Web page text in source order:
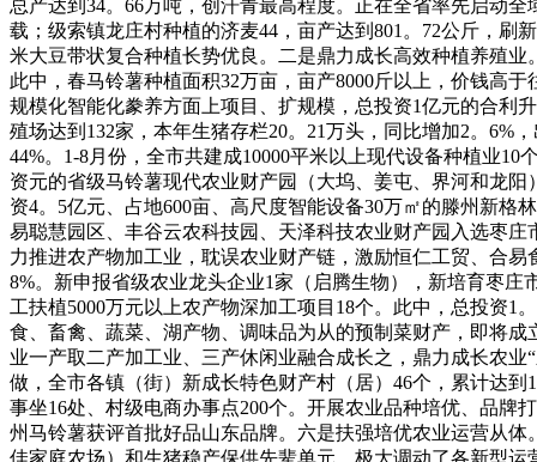
总产达到34。66万吨，创汗青最高程度。正在全省率先启动
载；级索镇龙庄村种植的济麦44，亩产达到801。72公斤，刷
米大豆带状复合种植长势优良。二是鼎力成长高效种植养殖
此中，春马铃薯种植面积32万亩，亩产8000斤以上，价钱高
规模化智能化豢养方面上项目、扩规模，总投资1亿元的合利
殖场达到132家，本年生猪存栏20。21万头，同比增加2。6%
44%。1-8月份，全市共建成10000平米以上现代设备种植业
资元的省级马铃薯现代农业财产园（大坞、姜屯、界河和龙
资4。5亿元、占地600亩、高尺度智能设备30万㎡的滕州新
易聪慧园区、丰谷云农科技园、天泽科技农业财产园入选枣
力推进农产物加工业，耽误农业财产链，激励恒仁工贸、合
8%。新申报省级农业龙头企业1家（启腾生物），新培育枣
工扶植5000万元以上农产物深加工项目18个。此中，总投资
食、畜禽、蔬菜、湖产物、调味品为从的预制菜财产，即将
业一产取二产加工业、三产休闲业融合成长之，鼎力成长农
做，全市各镇（街）新成长特色财产村（居）46个，累计达
事坐16处、村级电商办事点200个。开展农业品种培优、品牌
州马铃薯获评首批好品山东品牌。六是扶强培优农业运营从
佳家庭农场）和生猪稳产保供先辈单元，极大调动了各新型